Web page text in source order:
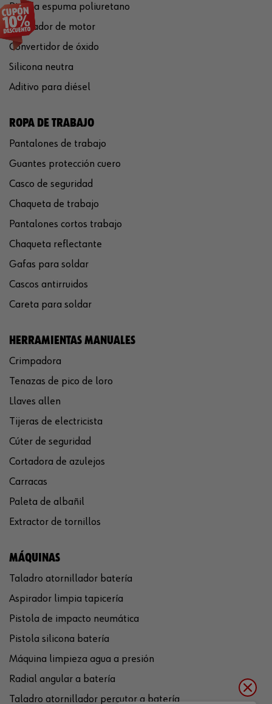
Pistola espuma poliuretano
Limpiador de motor
Convertidor de óxido
Silicona neutra
Aditivo para diésel
ROPA DE TRABAJO
Pantalones de trabajo
Guantes protección cuero
Casco de seguridad
Chaqueta de trabajo
Pantalones cortos trabajo
Chaqueta reflectante
Gafas para soldar
Cascos antirruidos
Careta para soldar
HERRAMIENTAS MANUALES
Crimpadora
Tenazas de pico de loro
Llaves allen
Tijeras de electricista
Cúter de seguridad
Cortadora de azulejos
Carracas
Paleta de albañil
Extractor de tornillos
MÁQUINAS
Taladro atornillador batería
Aspirador limpia tapicería
Pistola de impacto neumática
Pistola silicona batería
Máquina limpieza agua a presión
Radial angular a batería
Taladro atornillador percutor a batería